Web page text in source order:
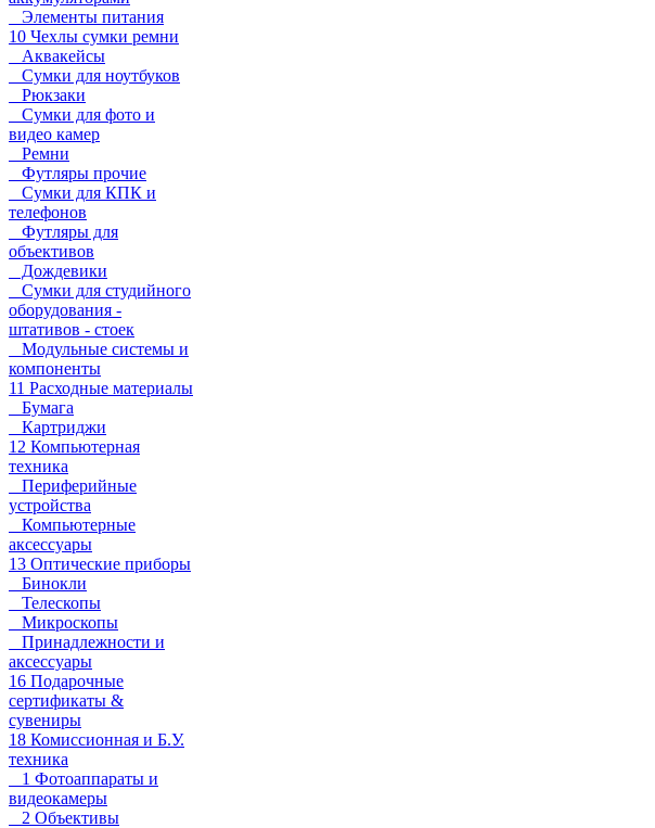
Элементы питания
10 Чехлы сумки ремни
Аквакейсы
Сумки для ноутбуков
Рюкзаки
Сумки для фото и
видео камер
Ремни
Футляры прочие
Сумки для КПК и
телефонов
Футляры для
объективов
Дождевики
Сумки для студийного
оборудования -
штативов - стоек
Модульные системы и
компоненты
11 Расходные материалы
Бумага
Картриджи
12 Компьютерная
техника
Периферийные
устройства
Компьютерные
аксессуары
13 Оптические приборы
Бинокли
Телескопы
Микроскопы
Принадлежности и
аксессуары
16 Подарочные
сертификаты &
сувениры
18 Комиссионная и Б.У.
техника
1 Фотоаппараты и
видеокамеры
2 Объективы